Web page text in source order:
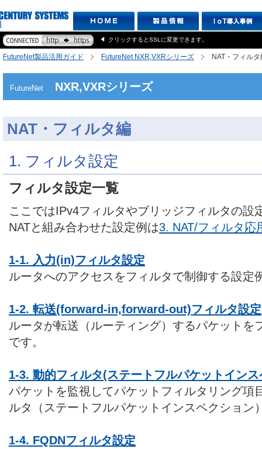
クリックするとSSLに変更できます。
FutureNet製品活用ガイド FutureNet NXR,VXRシリーズ NAT・フィルタ
FutureNet NXR,VXRシリーズ
NAT・フィルタ編
1. フィルタ設定
フィルタ設定一覧
ここではIPv4フィルタやブリッジフィルタの設
NATと組み合わせた設定例は3. NAT/フィルタ応
1-1. 入力(in)フィルタ設定
ルータへのアクセスをフィルタで制御する設定
1-2. 転送(forward-in,forward-out)フィルタ設定
ルータが転送（ルーティング）するパケットを
です。
1-3. 動的フィルタ(ステートフルパケットイン
パケットを監視してパケットフィルタリング項
ルタ（ステートフルパケットインスペクション
1-4. FQDNフィルタ設定